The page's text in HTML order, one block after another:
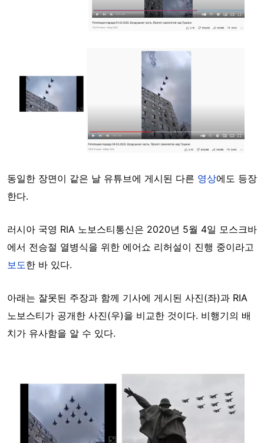
동일한 장면이 같은 날 유튜브에 게시된 다른 영상에도 등장
한다.
러시아 국영 RIA 노보스티통신은 2020년 5월 4일 모스크바
에서 전승절 열병식을 위한 에어쇼 리허설이 진행 중이라고
보도한 바 있다.
아래는 잘못된 주장과 함께 기사에 게시된 사진(좌)과 RIA
노보스티가 공개한 사진(우)을 비교한 것이다. 비행기의 배
치가 유사함을 알 수 있다.